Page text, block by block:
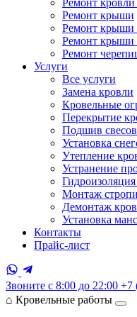
Ремонт кровли
Ремонт крыши
Ремонт крыши
Ремонт крыши
Ремонт
Услуги
Все услуги
Замена кровли
Кровельные
Перекрытие
Подшив
Установка
Утепление
Устранение
Монтаж
Демонтаж
Установка
Контакты
Прайс-лист
Звоните с 8:00 до 22:00 +7
⌂ Кровельные работы